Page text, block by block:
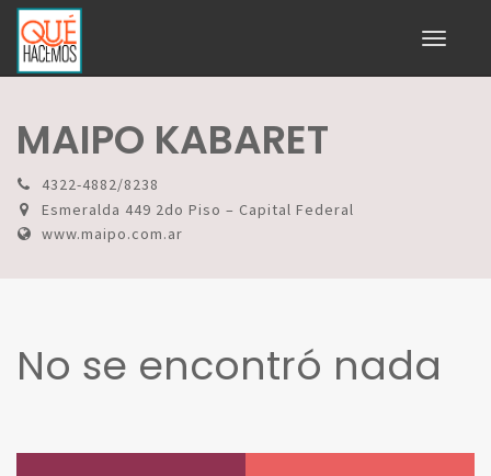
Toggle
MAIPO KABARET
4322-4882/8238
Esmeralda 449 2do Piso – Capital Federal
www.maipo.com.ar
No se encontró nada